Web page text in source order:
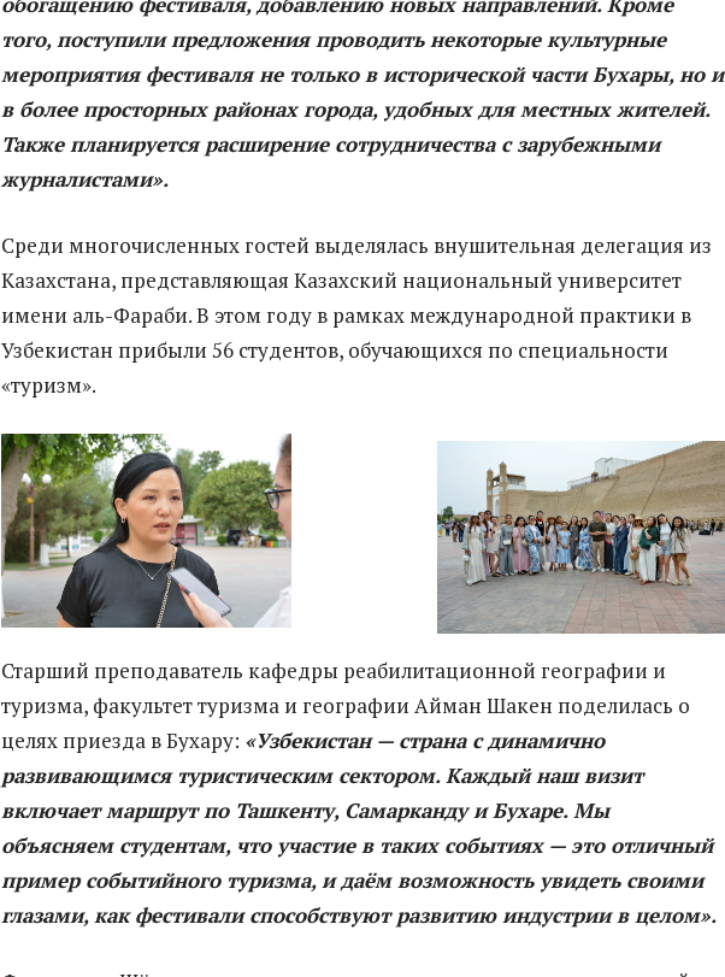
того, поступили предложения проводить некоторые культурные
мероприятия фестиваля не только в исторической части Бухары, но и
в более просторных районах города, удобных для местных жителей.
Также планируется расширение сотрудничества с зарубежными
журналистами».
Среди многочисленных гостей выделялась внушительная делегация из
Казахстана, представляющая Казахский национальный университет
имени аль-Фараби. В этом году в рамках международной практики в
Узбекистан прибыли 56 студентов, обучающихся по специальности
«туризм».
Старший преподаватель кафедры реабилитационной географии и
туризма, факультет туризма и географии Айман Шакен поделилась о
целях приезда в Бухару: «Узбекистан — страна с динамично
развивающимся туристическим сектором. Каждый наш визит
включает маршрут по Ташкенту, Самарканду и Бухаре. Мы
объясняем студентам, что участие в таких событиях — это отличный
пример событийного туризма, и даём возможность увидеть своими
глазами, как фестивали способствуют развитию индустрии в целом».